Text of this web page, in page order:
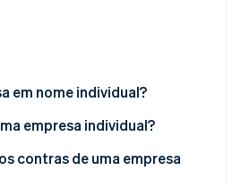
está construindo a infraestrutura
App Marketplace
em nome individual?
empresa individual?
contras de uma empresa